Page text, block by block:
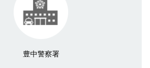
豊中警察署